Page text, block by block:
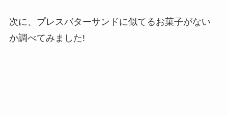
次に、プレスバターサンドに似てるお菓子がない
か調べてみました!